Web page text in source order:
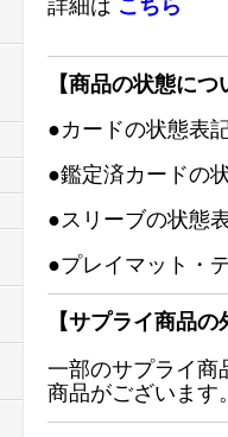
詳細は こちら
【商品の状態につ
●カードの状態表
●鑑定済カードの
●スリーブの状態
●プレイマット・
【サプライ商品の
一部のサプライ商
商品がございます。